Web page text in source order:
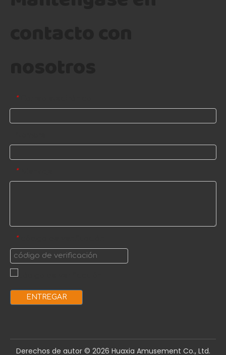
*
*
*
ENTREGAR
Derechos de autor ©️ 2026 Huaxia Amusement Co., Ltd.